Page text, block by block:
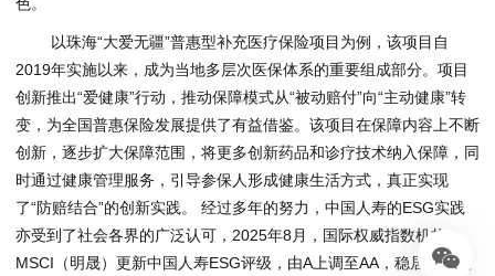
色。
以珠海“大爱无疆”普惠型补充医疗保险项目为例，该项目自
2019年实施以来，成为当地多层次医保体系的重要组成部分。项目
创新推出“爱健康”行动，推动保障模式从“被动赔付”向“主动健康”转
变，为全国普惠保险发展提供了有益借鉴。该项目在保障内容上不断
创新，逐步扩大保障范围，将更多创新药品和诊疗技术纳入保障，同
时通过健康管理服务，引导参保人形成健康生活方式，真正实现
了“防赔结合”的创新实践。 经过多年的努力，中国人寿的ESG实践
亦受到了社会各界的广泛认可，2025年8月，国际权威指数机构
MSCI（明晟）更新中国人寿ESG评级，由A上调至AA，稳居境内人